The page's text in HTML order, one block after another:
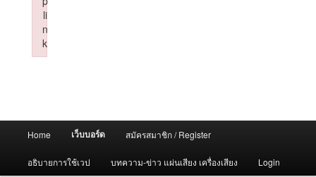
Home เว็บบอร์ด สมัครสมาชิก / Register
อธิบายการใช้เวป บทความ-ข่าว แผ่นเสียง เครื่องเสียง Login
li
n
k
Failed to initialize plugin: wplink